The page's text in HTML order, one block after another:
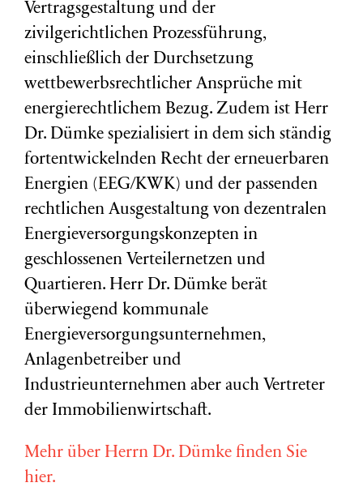
Vertragsgestaltung und der
zivilgerichtlichen Prozessführung,
einschließlich der Durchsetzung
wettbewerbsrechtlicher Ansprüche mit
energierechtlichem Bezug. Zudem ist Herr
Dr. Dümke spezialisiert in dem sich ständig
fortentwickelnden Recht der erneuerbaren
Energien (EEG/KWK) und der passenden
rechtlichen Ausgestaltung von dezentralen
Energieversorgungskonzepten in
geschlossenen Verteilernetzen und
Quartieren. Herr Dr. Dümke berät
überwiegend kommunale
Energieversorgungsunternehmen,
Anlagenbetreiber und
Industrieunternehmen aber auch Vertreter
der Immobilienwirtschaft.
Mehr über Herrn Dr. Dümke finden Sie
hier.